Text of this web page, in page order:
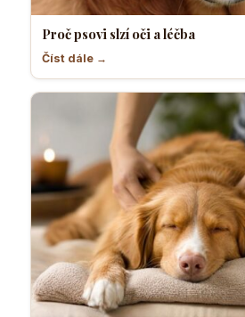
Proč psovi slzí oči a léčba
Číst dále →